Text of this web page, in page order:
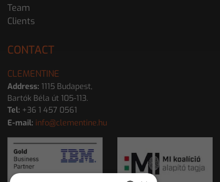
Team
Clients
CONTACT
CLEMENTINE
Address: 1115 Budapest,
Bartók Béla út 105-113.
Tel: +36 1 457 0561
E-mail: info@clementine.hu